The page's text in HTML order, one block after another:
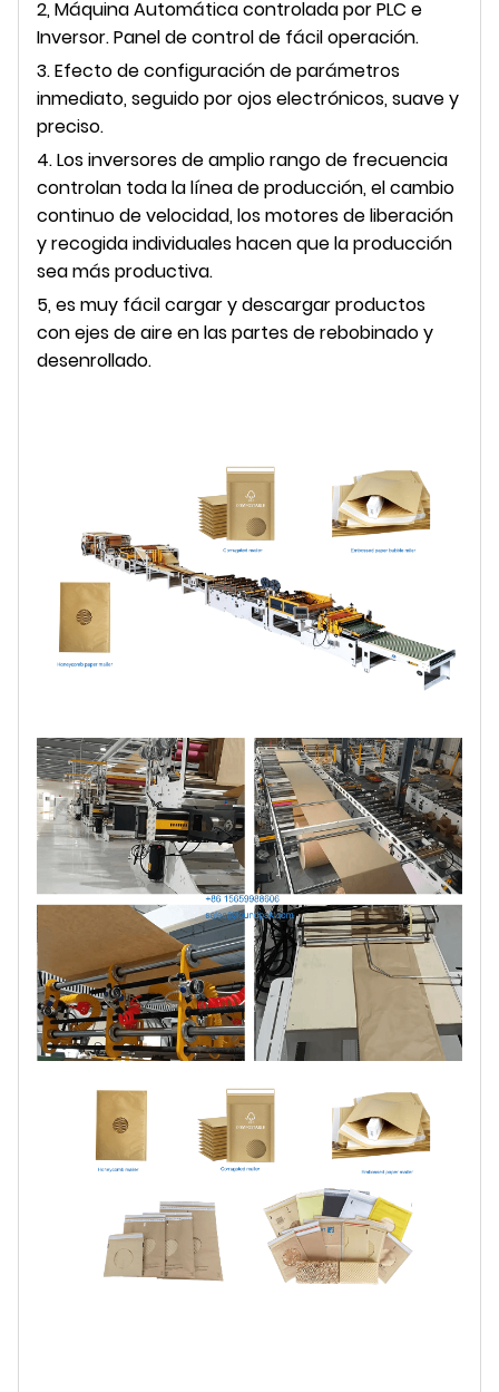
2, Máquina Automática controlada por PLC e
Inversor. Panel de control de fácil operación.
3. Efecto de configuración de parámetros
inmediato, seguido por ojos electrónicos, suave y
preciso.
4. Los inversores de amplio rango de frecuencia
controlan toda la línea de producción, el cambio
continuo de velocidad, los motores de liberación
y recogida individuales hacen que la producción
sea más productiva.
5, es muy fácil cargar y descargar productos
con ejes de aire en las partes de rebobinado y
desenrollado.